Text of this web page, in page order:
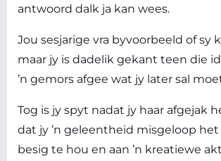
antwoord dalk ja kan wees.
Jou sesjarige vra byvoorbeeld of sy
maar jy is dadelik gekant teen die
’n gemors afgee wat jy later sal
Tog is jy spyt nadat jy haar afgejak
dat jy ’n geleentheid misgeloop
besig te hou en aan ’n kreatiewe